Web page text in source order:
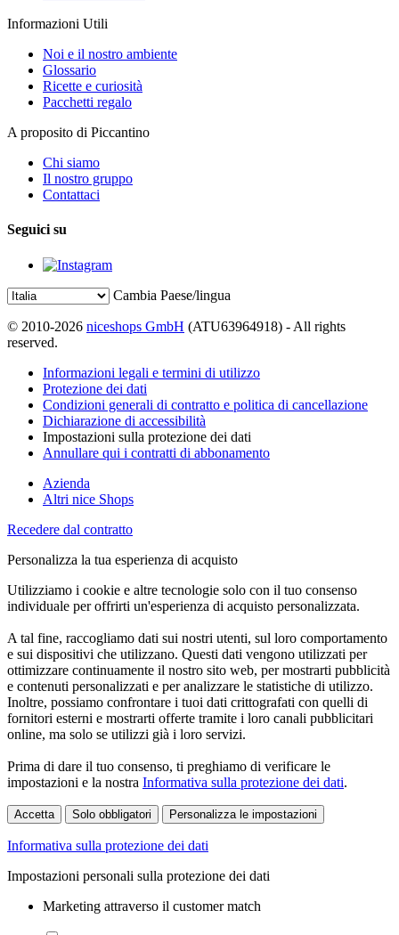
Informazioni Utili
Noi e il nostro ambiente
Glossario
Ricette e curiosità
Pacchetti regalo
A proposito di Piccantino
Chi siamo
Il nostro gruppo
Contattaci
Seguici su
Cambia Paese/lingua
© 2010-2026 niceshops GmbH (ATU63964918) - All rights
reserved.
Informazioni legali e termini di utilizzo
Protezione dei dati
Condizioni generali di contratto e politica di cancellazione
Dichiarazione di accessibilità
Impostazioni sulla protezione dei dati
Annullare qui i contratti di abbonamento
Azienda
Altri nice Shops
Recedere dal contratto
Personalizza la tua esperienza di acquisto
Utilizziamo i cookie e altre tecnologie solo con il tuo consenso
individuale per offrirti un'esperienza di acquisto personalizzata.
A tal fine, raccogliamo dati sui nostri utenti, sul loro comportamento
e sui dispositivi che utilizzano. Questi dati vengono utilizzati per
ottimizzare continuamente il nostro sito web, per mostrarti pubblicità
e contenuti personalizzati e per analizzare le statistiche di utilizzo.
Inoltre, possiamo confrontare i tuoi dati crittografati con quelli di
fornitori esterni e mostrarti offerte tramite i loro canali pubblicitari
online, ma solo se utilizzi già i loro servizi.
Prima di dare il tuo consenso, ti preghiamo di verificare le
impostazioni e la nostra Informativa sulla protezione dei dati.
Accetta Solo obbligatori Personalizza le impostazioni
Informativa sulla protezione dei dati
Impostazioni personali sulla protezione dei dati
Marketing attraverso il customer match